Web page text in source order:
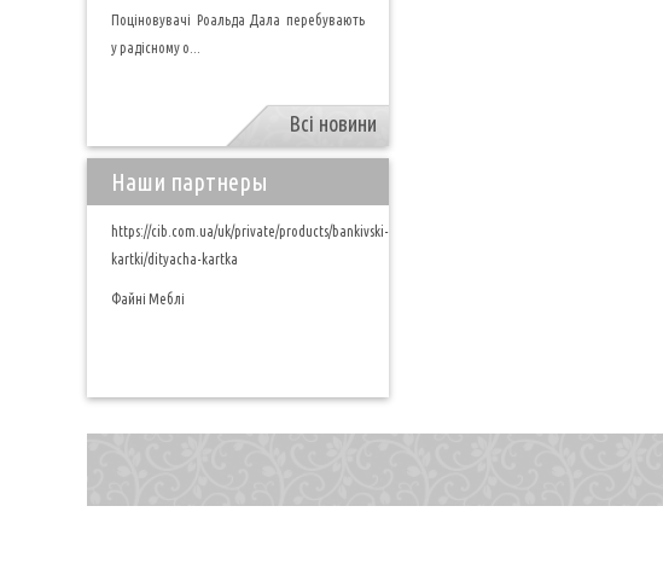
Поціновувачі Роальда Дала перебувають
у радісному о...
Всі новини
Наши партнеры
https://cib.com.ua/uk/private/products/bankivski-
kartki/dityacha-kartka
Файні Меблі